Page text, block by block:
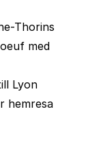
löpare och
prestationer.
i en
lokal festival
är
Thorins
med
Lyon
hemresa